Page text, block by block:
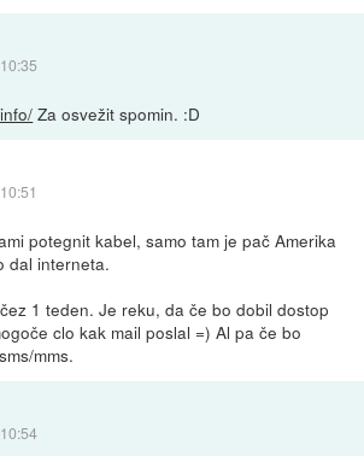
Za osvežit spomin. :D
potegnit kabel, samo tam je pač Amerika
dal interneta.
1 teden. Je reku, da če bo dobil dostop
clo kak mail poslal =) Al pa če bo
mms.